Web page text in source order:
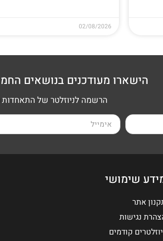
02/08/2026
הישארו מעודכנים בנושאים
הרשמה לניוזלטר של
שימושי
אתר
נגישות
קודמים